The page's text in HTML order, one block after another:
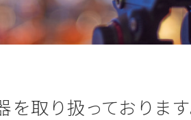
取り扱っております